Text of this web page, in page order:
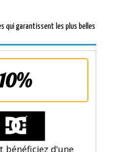
qui garantissent les plus belles
bénéficiez d'une